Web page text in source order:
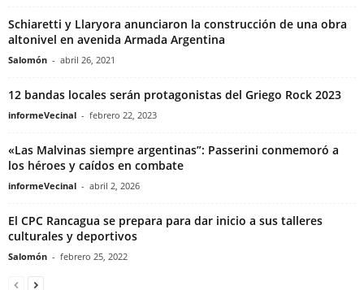
Schiaretti y Llaryora anunciaron la construcción de una obra
altonivel en avenida Armada Argentina
Salomón - abril 26, 2021
12 bandas locales serán protagonistas del Griego Rock 2023
informeVecinal - febrero 22, 2023
«Las Malvinas siempre argentinas”: Passerini conmemoró a
los héroes y caídos en combate
informeVecinal - abril 2, 2026
El CPC Rancagua se prepara para dar inicio a sus talleres
culturales y deportivos
Salomón - febrero 25, 2022